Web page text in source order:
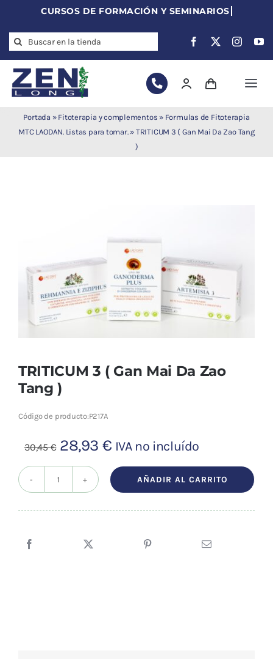
content
Search
for:
Cromoterapia
Fisioterapia
y masaje
clínico
Material de
enseñanza
Portada » Fitoterapia y complementos » Formulas de Fitoterapia
MTC LAODAN. Listas para tomar.» TRITICUM 3 ( Gan Mai Da Zao Tang
)
TRITICUM 3 ( Gan Mai Da Zao
Tang )
Código de producto:P217A
30,45€ El
precio
original
28,93 €El
precio
actual
IVA no incluído
TRITICUM
AÑADIR AL CARRITO